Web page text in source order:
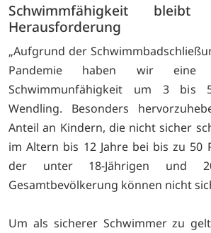
Schwimmfähigkeit
Herausforderung
„Aufgrund der
Pandemie haben wir eine
Schwimmunfähigkeit um 3 bis
Wendling. Besonders
Anteil an Kindern, die nicht sicher
im Altern bis 12 Jahre bei bis zu 50
der unter 18-Jährigen und
Gesamtbevölkerung können nicht
Um als sicherer Schwimmer zu